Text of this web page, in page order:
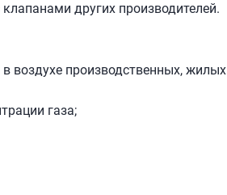
других производителей.
воздухе производственных, жилых
газа;